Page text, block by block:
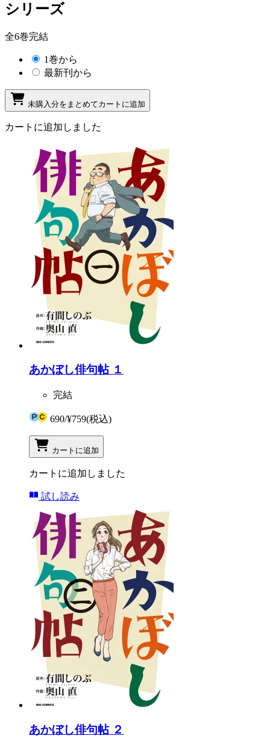
シリーズ
全6巻完結
1巻から
最新刊から
未購入分をまとめてカートに追加
カートに追加しました
あかぼし俳句帖 １
完結
690/¥759(税込)
カートに追加
カートに追加しました
試し読み
あかぼし俳句帖 ２